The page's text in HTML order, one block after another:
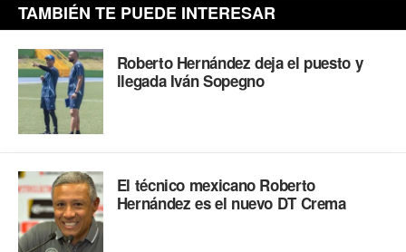
TAMBIÉN TE PUEDE INTERESAR
Roberto Hernández deja el puesto y
llegada Iván Sopegno
El técnico mexicano Roberto
Hernández es el nuevo DT Crema